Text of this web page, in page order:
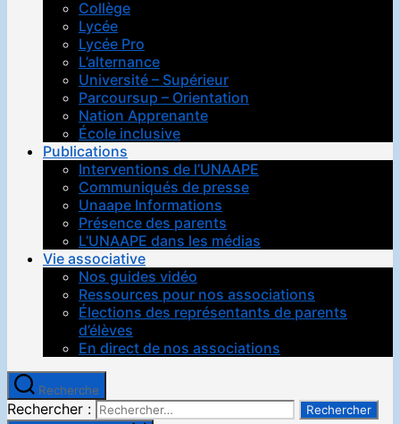
Collège
Lycée
Lycée Pro
L’alternance
Université – Supérieur
Parcoursup – Orientation
Nation Apprenante
École inclusive
Publications
Interventions de l’UNAAPE
Communiqués de presse
Unaape Informations
Présence des parents
L’UNAAPE dans les médias
Vie associative
Nos guides vidéo
Ressources pour nos associations
Élections des représentants de parents
d’élèves
En direct de nos associations
Recherche
Rechercher :